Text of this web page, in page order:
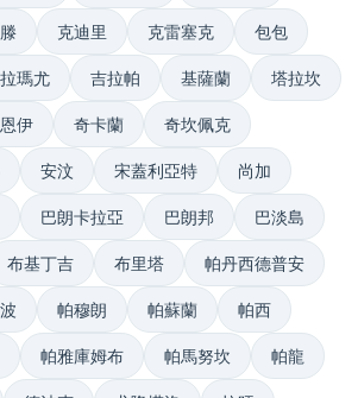
克迪里 克雷塞克 包包
瑪尤 吉拉帕 基薩蘭 塔拉坎
伊 奇卡蘭 奇坎佩克
安汶 宋蓋利亞特 尚加
巴朗卡拉亞 巴朗邦 巴淡島
布基丁吉 布里塔 帕丹西德普安
帕穆朗 帕蘇蘭 帕西
帕雅庫姆布 帕馬努坎 帕龍